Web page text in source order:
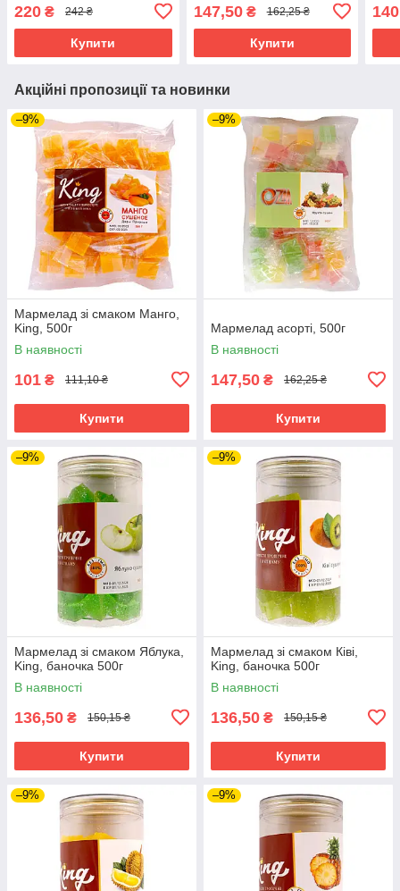
220 ₴ 242 ₴
Купити
147,50₴ 162,25 ₴
Купити
140
Акційні пропозиції та новинки
–9%
Мармелад зі смаком Манго,
King, 500г
В наявності
101 ₴ 111,10 ₴
Купити
–9%
Мармелад асорті, 500г
В наявності
147,50 ₴ 162,25 ₴
Купити
–9%
Мармелад зі смаком Яблука,
King, баночка 500г
В наявності
136,50 ₴ 150,15 ₴
Купити
–9%
Мармелад зі смаком Ківі,
King, баночка 500г
В наявності
136,50 ₴ 150,15 ₴
Купити
–9% –9%